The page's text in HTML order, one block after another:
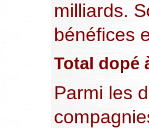
milliards.
bénéfices
Total dopé
Parmi les